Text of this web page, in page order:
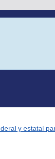
y estatal